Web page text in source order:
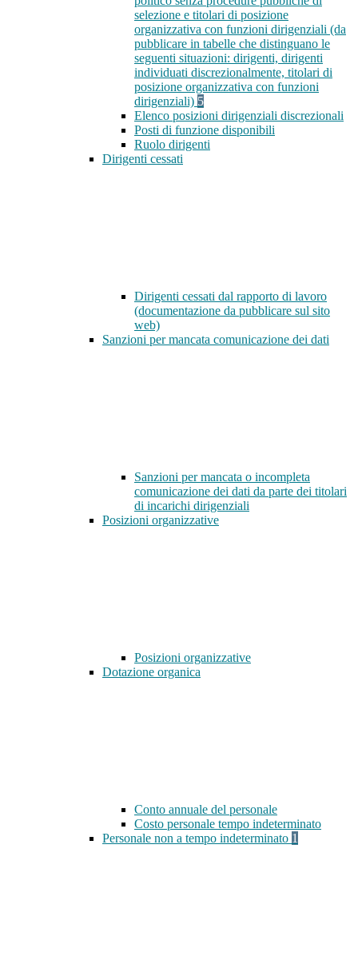
selezione e titolari di posizione
organizzativa con funzioni dirigenziali (da
pubblicare in tabelle che distinguano le
seguenti situazioni: dirigenti, dirigenti
individuati discrezionalmente, titolari di
posizione organizzativa con funzioni
dirigenziali) 5
Elenco posizioni dirigenziali discrezionali
Posti di funzione disponibili
Ruolo dirigenti
Dirigenti cessati
Dirigenti cessati dal rapporto di lavoro
(documentazione da pubblicare sul sito
web)
Sanzioni per mancata comunicazione dei dati
Sanzioni per mancata o incompleta
comunicazione dei dati da parte dei titolari
di incarichi dirigenziali
Posizioni organizzative
Posizioni organizzative
Dotazione organica
Conto annuale del personale
Costo personale tempo indeterminato
Personale non a tempo indeterminato 1